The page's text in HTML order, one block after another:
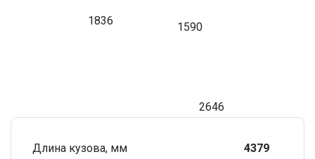
1836 1590
2646
Длина кузова, мм
4379